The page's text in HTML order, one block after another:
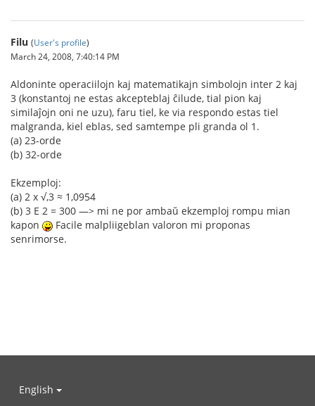
Filu (User's profile)
March 24, 2008, 7:40:14 PM
Aldoninte operaciilojn kaj matematikajn simbolojn inter 2 kaj
3 (konstantoj ne estas akcepteblaj ĉilude, tial pion kaj
similaĵojn oni ne uzu), faru tiel, ke via respondo estas tiel
malgranda, kiel eblas, sed samtempe pli granda ol 1.
(a) 23-orde
(b) 32-orde
Ekzemploj:
(a) 2 x √,3 ≈ 1,0954
(b) 3 E 2 = 300 —> mi ne por ambaŭ ekzemploj rompu mian
kapon
Facile malpliigeblan valoron mi proponas
senrimorse.
English